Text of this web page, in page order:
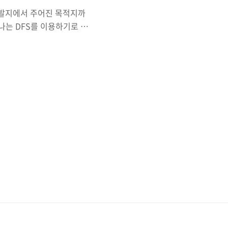
지에서 주어진 목적지까
는 DFS를 이용하기로 했
연스러워진거같다. 처